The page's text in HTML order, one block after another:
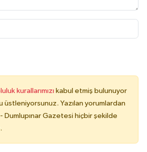
kurallarımızı kabul etmiş bulunuyor
üstleniyorsunuz. Yazılan yorumlardan
Dumlupınar Gazetesi hiçbir şekilde